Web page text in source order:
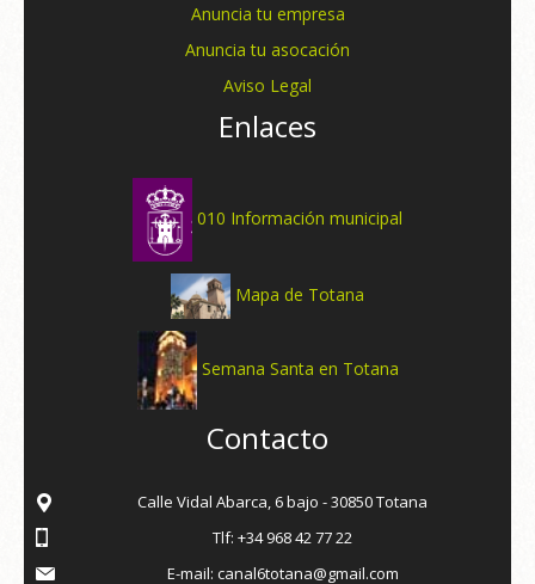
Anuncia tu empresa
Anuncia tu asocación
Aviso Legal
Enlaces
010 Información municipal
Mapa de Totana
Semana Santa en Totana
Contacto
Calle Vidal Abarca, 6 bajo - 30850 Totana
Tlf: +34 968 42 77 22
E-mail: canal6totana@gmail.com